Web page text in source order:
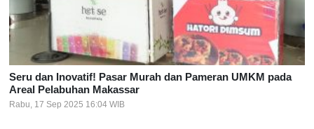
Seru dan Inovatif! Pasar Murah dan Pameran UMKM pada
Areal Pelabuhan Makassar
Rabu, 17 Sep 2025 16:04 WIB